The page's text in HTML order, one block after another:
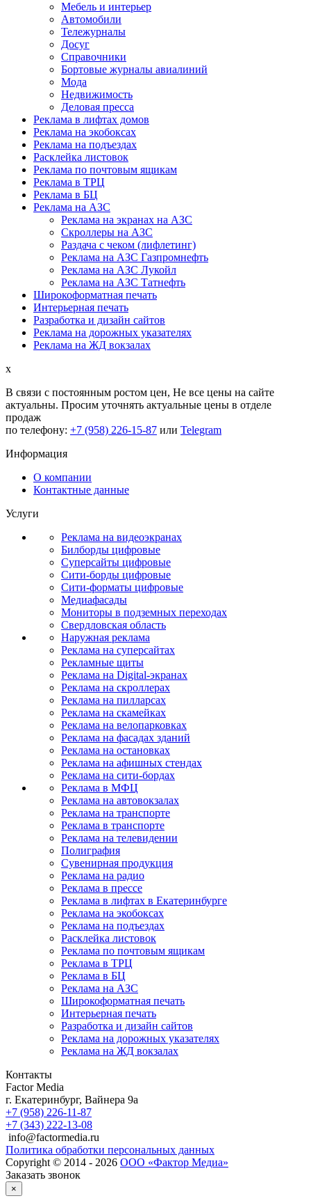
Мебель и интерьер
Автомобили
Тележурналы
Досуг
Справочники
Бортовые журналы авиалиний
Мода
Недвижимость
Деловая пресса
Реклама в лифтах домов
Реклама на экобоксах
Реклама на подъездах
Расклейка листовок
Реклама по почтовым ящикам
Реклама в ТРЦ
Реклама в БЦ
Реклама на АЗС
Реклама на экранах на АЗС
Скроллеры на АЗС
Раздача с чеком (лифлетинг)
Реклама на АЗС Газпромнефть
Реклама на АЗС Лукойл
Реклама на АЗС Татнефть
Широкоформатная печать
Интерьерная печать
Разработка и дизайн сайтов
Реклама на дорожных указателях
Реклама на ЖД вокзалах
x
В связи с постоянным ростом цен, Не все цены на сайте
актуальны. Просим уточнять актуальные цены в отделе
продаж
по телефону: +7 (958) 226-15-87 или Telegram
Информация
О компании
Контактные данные
Услуги
Реклама на видеоэкранах
Билборды цифровые
Суперсайты цифровые
Сити-борды цифровые
Сити-форматы цифровые
Медиафасады
Мониторы в подземных переходах
Свердловская область
Наружная реклама
Реклама на суперсайтах
Рекламные щиты
Реклама на Digital-экранах
Реклама на скроллерах
Реклама на пилларсах
Реклама на скамейках
Реклама на велопарковках
Реклама на фасадах зданий
Реклама на остановках
Реклама на афишных стендах
Реклама на сити-бордах
Реклама в МФЦ
Реклама на автовокзалах
Реклама на транспорте
Реклама в транспорте
Реклама на телевидении
Полиграфия
Сувенирная продукция
Реклама на радио
Реклама в прессе
Реклама в лифтах в Екатеринбурге
Реклама на экобоксах
Реклама на подъездах
Расклейка листовок
Реклама по почтовым ящикам
Реклама в ТРЦ
Реклама в БЦ
Реклама на АЗС
Широкоформатная печать
Интерьерная печать
Разработка и дизайн сайтов
Реклама на дорожных указателях
Реклама на ЖД вокзалах
Контакты
Factor Media
г. Екатеринбург, Вайнера 9а
+7 (958) 226-11-87
+7 (343) 222-13-08
info@factormedia.ru
Политика обработки персональных данных
Copyright © 2014 - 2026 ООО «Фактор Медиа»
Заказать звонок
×